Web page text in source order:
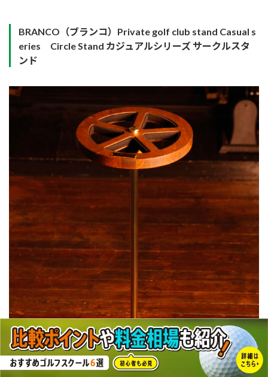
BRANCO（ブランコ）Private golf club stand Casual s
eries Circle Stand カジュアルシリーズ サークルスタ
ンド